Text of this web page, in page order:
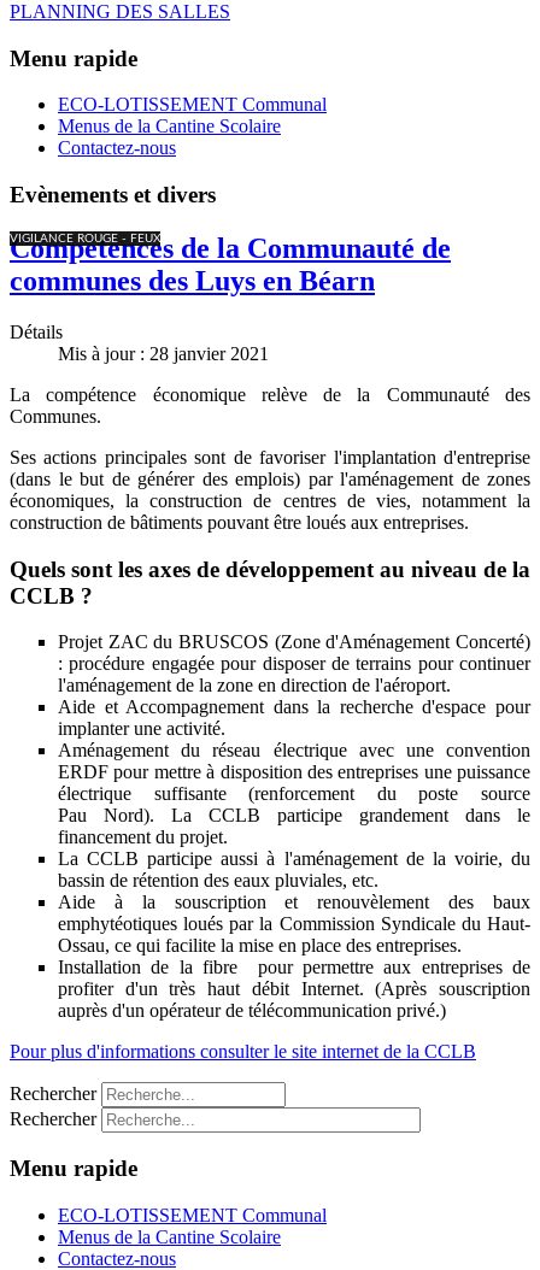
PLANNING DES SALLES
Menu rapide
ECO-LOTISSEMENT Communal
Menus de la Cantine Scolaire
Contactez-nous
Evènements et divers
VIGILANCE ROUGE - FEUX
Compétences de la Communauté de
communes des Luys en Béarn
Détails
Mis à jour : 28 janvier 2021
La compétence économique relève de la Communauté des
Communes.
Ses actions principales sont de favoriser l'implantation d'entreprise
(dans le but de générer des emplois) par l'aménagement de zones
économiques, la construction de centres de vies, notamment la
construction de bâtiments pouvant être loués aux entreprises.
Quels sont les axes de développement au niveau de la
CCLB ?
Projet ZAC du BRUSCOS (Zone d'Aménagement Concerté)
: procédure engagée pour disposer de terrains pour continuer
l'aménagement de la zone en direction de l'aéroport.
Aide et Accompagnement dans la recherche d'espace pour
implanter une activité.
Aménagement du réseau électrique avec une convention
ERDF pour mettre à disposition des entreprises une puissance
électrique suffisante (renforcement du poste source
Pau Nord). La CCLB participe grandement dans le
financement du projet.
La CCLB participe aussi à l'aménagement de la voirie, du
bassin de rétention des eaux pluviales, etc.
Aide à la souscription et renouvèlement des baux
emphytéotiques loués par la Commission Syndicale du Haut-
Ossau, ce qui facilite la mise en place des entreprises.
Installation de la fibre pour permettre aux entreprises de
profiter d'un très haut débit Internet. (Après souscription
auprès d'un opérateur de télécommunication privé.)
Pour plus d'informations consulter le site internet de la CCLB
Rechercher
Rechercher
Menu rapide
ECO-LOTISSEMENT Communal
Menus de la Cantine Scolaire
Contactez-nous